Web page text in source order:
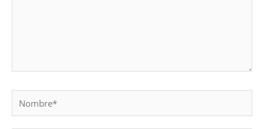
Nombre*